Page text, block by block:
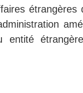
étrangères
entité